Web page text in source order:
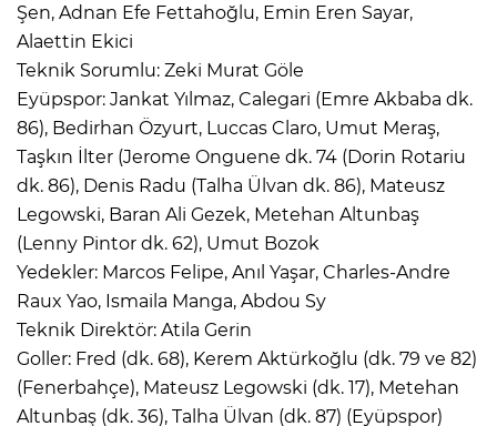
Şen, Adnan Efe Fettahoğlu, Emin Eren Sayar,
Alaettin Ekici
Teknik Sorumlu: Zeki Murat Göle
Eyüpspor: Jankat Yılmaz, Calegari (Emre Akbaba dk.
86), Bedirhan Özyurt, Luccas Claro, Umut Meraş,
Taşkın İlter (Jerome Onguene dk. 74 (Dorin Rotariu
dk. 86), Denis Radu (Talha Ülvan dk. 86), Mateusz
Legowski, Baran Ali Gezek, Metehan Altunbaş
(Lenny Pintor dk. 62), Umut Bozok
Yedekler: Marcos Felipe, Anıl Yaşar, Charles-Andre
Raux Yao, Ismaila Manga, Abdou Sy
Teknik Direktör: Atila Gerin
Goller: Fred (dk. 68), Kerem Aktürkoğlu (dk. 79 ve 82)
(Fenerbahçe), Mateusz Legowski (dk. 17), Metehan
Altunbaş (dk. 36), Talha Ülvan (dk. 87) (Eyüpspor)